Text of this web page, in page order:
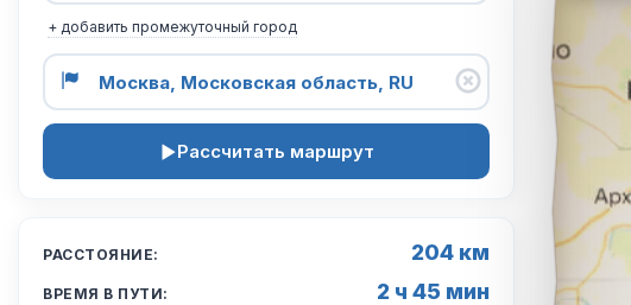
+ добавить промежуточный город
Рассчитать маршрут
РАССТОЯНИЕ: 204 км
ВРЕМЯ В ПУТИ: 2 ч 45 мин